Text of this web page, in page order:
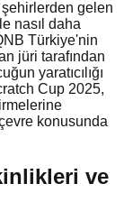
şehirlerden gelen
nasıl daha
Türkiye'nin
jüri tarafından
yaratıcılığı
Cup 2025,
konusunda
ve